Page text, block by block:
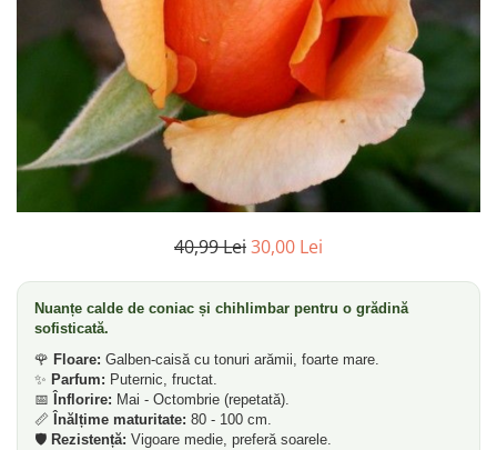
Corn
Mosmon
Prun
Kiwi
Rodiu
40,99 Lei30,00 Lei
Nuanțe calde de coniac și chihlimbar pentru o grădină
sofisticată.
🌹 Floare: Galben-caisă cu tonuri arămii, foarte mare.
✨ Parfum: Puternic, fructat.
📅
Înflorire: Mai - Octombrie (repetată).
📏 Înălțime maturitate: 80 - 100 cm.
🛡️ Rezistență: Vigoare medie, preferă soarele.